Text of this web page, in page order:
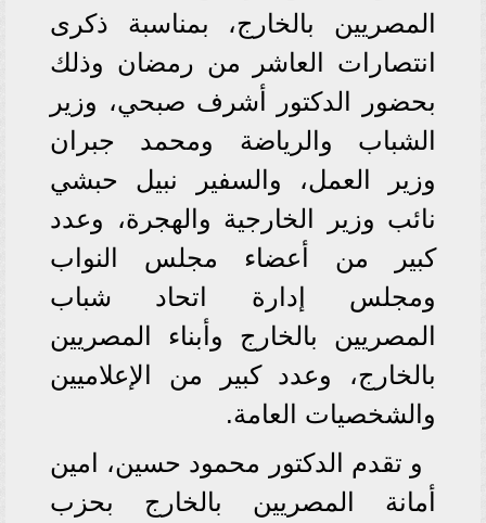
المصريين بالخارج، بمناسبة ذكرى
انتصارات العاشر من رمضان وذلك
بحضور الدكتور أشرف صبحي، وزير
الشباب والرياضة ومحمد جبران
وزير العمل، والسفير نبيل حبشي
نائب وزير الخارجية والهجرة، وعدد
كبير من أعضاء مجلس النواب
ومجلس إدارة اتحاد شباب
المصريين بالخارج وأبناء المصريين
بالخارج، وعدد كبير من الإعلاميين
والشخصيات العامة.
و تقدم الدكتور محمود حسين، امين
أمانة المصريين بالخارج بحزب